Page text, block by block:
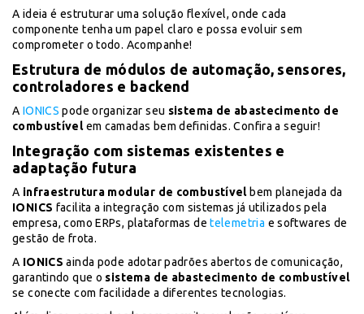
A ideia é estruturar uma solução flexível, onde cada
componente tenha um papel claro e possa evoluir sem
comprometer o todo. Acompanhe!
Estrutura de módulos de automação, sensores,
controladores e backend
A IONICS pode organizar seu sistema de abastecimento de
combustívelem camadas bem definidas. Confira a seguir!
Integração com sistemas existentes e
adaptação futura
A infraestrutura modular de combustívelbem planejada da
IONICS facilita a integração com sistemas já utilizados pela
empresa, como ERPs, plataformas detelemetria e softwares de
gestão de frota.
A IONICS ainda pode adotar padrões abertos de comunicação,
garantindo que o sistema de abastecimento de combustível
se conecte com facilidade a diferentes tecnologias.